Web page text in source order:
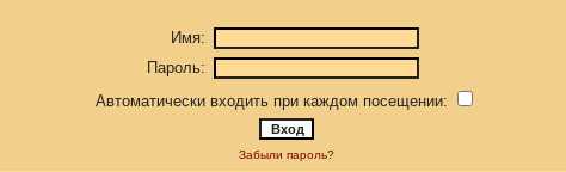
Имя:
Пароль:
Автоматически входить при каждом посещении:
Забыли пароль?